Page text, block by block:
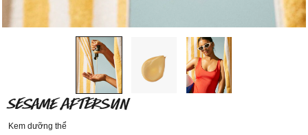
SESAME AFTERSUN
Kem dưỡng thể